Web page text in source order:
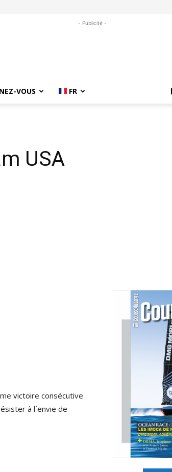
- Publicité -
VOUS FR
USA
victoire consécutive
à l´envie de